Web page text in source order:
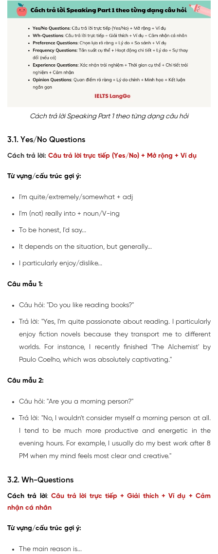
Cách trả lời Speaking Part 1 theo từng dạng câu hỏi
3.1. Yes/No Questions
Cách trả lời: Câu trả lời trực tiếp (Yes/No) + Mở rộng + Ví dụ
Từ vựng/cấu trúc gợi ý:
I'm quite/extremely/somewhat + adj
I'm (not) really into + noun/V-ing
To be honest, I'd say...
It depends on the situation, but generally...
I particularly enjoy/dislike...
Câu mẫu 1:
Câu hỏi: "Do you like reading books?"
Trả lời: "Yes, I'm quite passionate about reading. I particularly
enjoy fiction novels because they transport me to different
worlds. For instance, I recently finished 'The Alchemist' by
Paulo Coelho, which was absolutely captivating."
Câu mẫu 2:
Câu hỏi: "Are you a morning person?"
Trả lời: "No, I wouldn't consider myself a morning person at all.
I tend to be much more productive and energetic in the
evening hours. For example, I usually do my best work after 8
PM when my mind feels most clear and creative."
3.2. Wh-Questions
Cách trả lời: Câu trả lời trực tiếp + Giải thích + Ví dụ + Cảm
nhận cá nhân
Từ vựng/cấu trúc gợi ý:
The main reason is...